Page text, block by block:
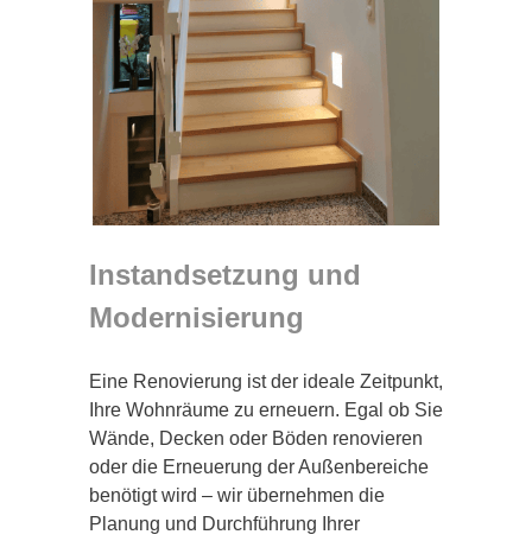
Instandsetzung und
Modernisierung
Eine Renovierung ist der ideale Zeitpunkt,
Ihre Wohnräume zu erneuern. Egal ob Sie
Wände, Decken oder Böden renovieren
oder die Erneuerung der Außenbereiche
benötigt wird – wir übernehmen die
Planung und Durchführung Ihrer